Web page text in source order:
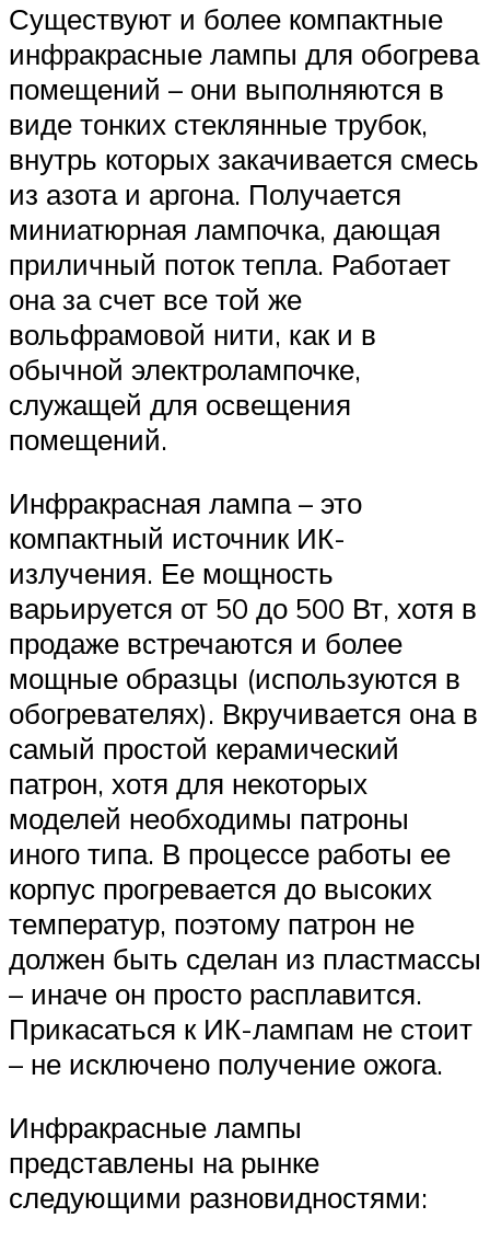
Существуют и более компактные
инфракрасные лампы для обогрева
помещений – они выполняются в
виде тонких стеклянные трубок,
внутрь которых закачивается смесь
из азота и аргона. Получается
миниатюрная лампочка, дающая
приличный поток тепла. Работает
она за счет все той же
вольфрамовой нити, как и в
обычной электролампочке,
служащей для освещения
помещений.
Инфракрасная лампа – это
компактный источник ИК-
излучения. Ее мощность
варьируется от 50 до 500 Вт, хотя в
продаже встречаются и более
мощные образцы (используются в
обогревателях). Вкручивается она в
самый простой керамический
патрон, хотя для некоторых
моделей необходимы патроны
иного типа. В процессе работы ее
корпус прогревается до высоких
температур, поэтому патрон не
должен быть сделан из пластмассы
– иначе он просто расплавится.
Прикасаться к ИК-лампам не стоит
– не исключено получение ожога.
Инфракрасные лампы
представлены на рынке
следующими разновидностями: